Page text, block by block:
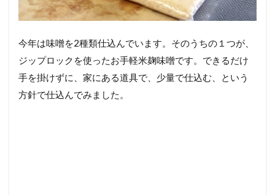
今年は味噌を2種類仕込んでいます。そのうちの１つが、
ジップロックを使ったお手軽米麹味噌です。できるだけ
手を掛けずに、家にある道具で、少量で仕込む、という
方針で仕込んでみました。